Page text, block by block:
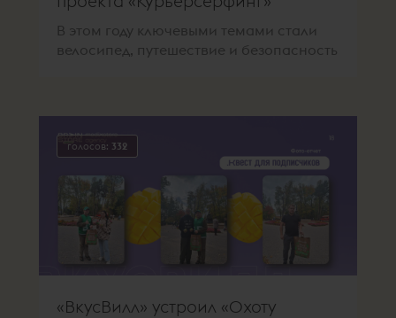
В этом году ключевыми темами стали
велосипед, путешествие и безопасность
голосов: 332
«ВкусВилл» устроил «Охоту